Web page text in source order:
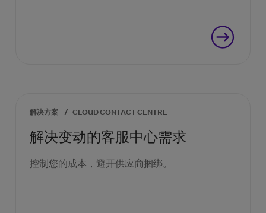
解决方案 / CLOUD CONTACT CENTRE
解决变动的客服中心需求
控制您的成本，避开供应商捆绑。